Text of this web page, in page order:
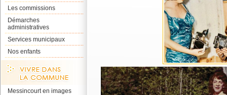
Les commissions
Démarches
administratives
Services municipaux
Nos enfants
Messincourt en images